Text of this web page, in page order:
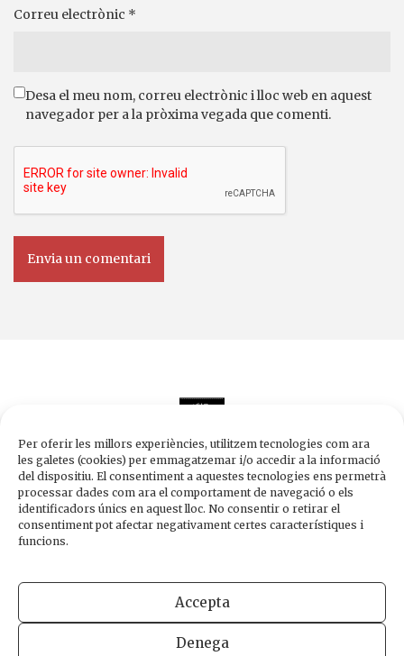
Per oferir les millors experiències, utilitzem tecnologies com ara
les galetes (cookies) per emmagatzemar i/o accedir a la informació
del dispositiu. El consentiment a aquestes tecnologies ens permetrà
processar dades com ara el comportament de navegació o els
identificadors únics en aquest lloc. No consentir o retirar el
consentiment pot afectar negativament certes característiques i
funcions.
Accepta
Denega
Correu electrònic *
Desa el meu nom, correu electrònic i lloc web en aquest
navegador per a la pròxima vegada que comenti.
Edicions de 1984
Carrer Trafalgar, 10, 2n-2a A
Fax 934 854 375
1984@edicions1984.cat